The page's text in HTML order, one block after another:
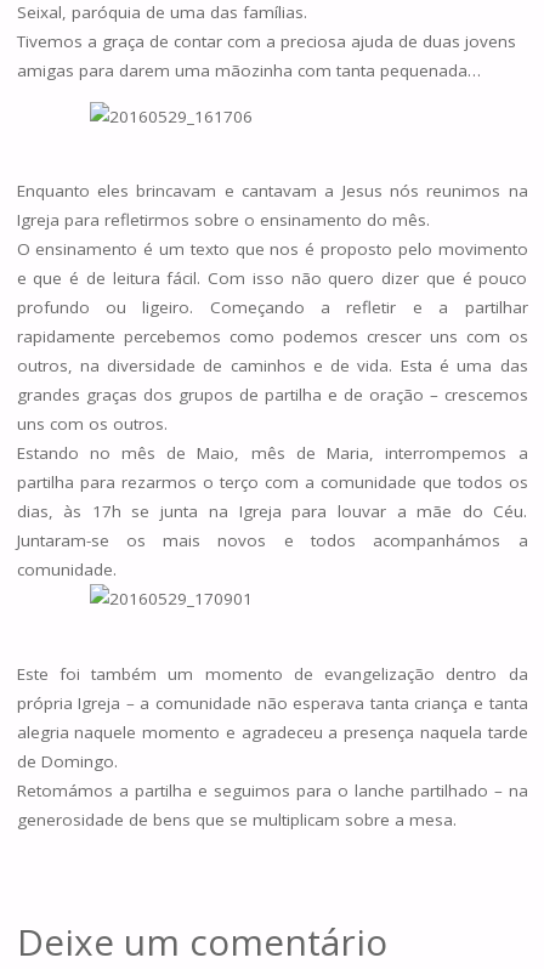
Seixal, paróquia de uma das famílias.
Tivemos a graça de contar com a preciosa ajuda de duas jovens
amigas para darem uma mãozinha com tanta pequenada…
Enquanto eles brincavam e cantavam a Jesus nós reunimos na
Igreja para refletirmos sobre o ensinamento do mês.
O ensinamento é um texto que nos é proposto pelo movimento
e que é de leitura fácil. Com isso não quero dizer que é pouco
profundo ou ligeiro. Começando a refletir e a partilhar
rapidamente percebemos como podemos crescer uns com os
outros, na diversidade de caminhos e de vida. Esta é uma das
grandes graças dos grupos de partilha e de oração – crescemos
uns com os outros.
Estando no mês de Maio, mês de Maria, interrompemos a
partilha para rezarmos o terço com a comunidade que todos os
dias, às 17h se junta na Igreja para louvar a mãe do Céu.
Juntaram-se os mais novos e todos acompanhámos a
comunidade.
Este foi também um momento de evangelização dentro da
própria Igreja – a comunidade não esperava tanta criança e tanta
alegria naquele momento e agradeceu a presença naquela tarde
de Domingo.
Retomámos a partilha e seguimos para o lanche partilhado – na
generosidade de bens que se multiplicam sobre a mesa.
Deixe um comentário